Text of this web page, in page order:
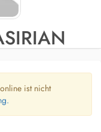
ist nicht